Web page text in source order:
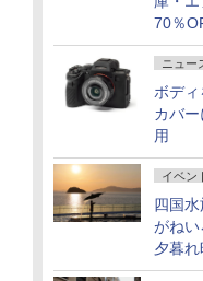
70％
ニュー
ボデ
カバー
用
イベン
四国
がねい
夕暮れ
ォー